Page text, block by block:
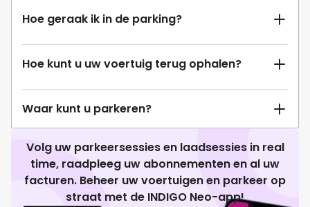
Hoe geraak ik in de parking?
Hoe kunt u uw voertuig terug ophalen?
Waar kunt u parkeren?
Volg uw parkeersessies en laadsessies in real
time, raadpleeg uw abonnementen en al uw
facturen. Beheer uw voertuigen en parkeer op
straat met de INDIGO Neo-app!